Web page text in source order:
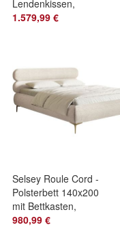
Lendenkissen,
Chenille, Creme,
1.579,99 €
Selsey Roule Cord -
Polsterbett 140x200
mit Bettkasten,
Cordstoff und
980,99 €